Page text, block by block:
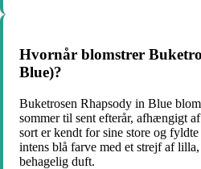
Hvornår blomstrer
Blue)?
Buketrosen Rhapsody in Blue
sommer til sent efterår, afhængigt
sort er kendt for sine store og
intens blå farve med et strejf af
behagelig duft.